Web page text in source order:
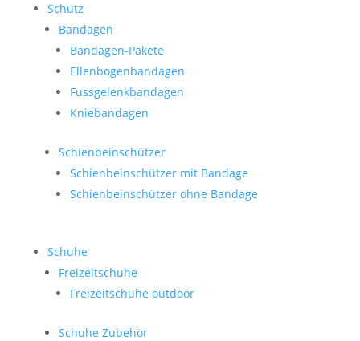
Schutz
Bandagen
Bandagen-Pakete
Ellenbogenbandagen
Fussgelenkbandagen
Kniebandagen
Schienbeinschützer
Schienbeinschützer mit Bandage
Schienbeinschützer ohne Bandage
Schuhe
Freizeitschuhe
Freizeitschuhe outdoor
Schuhe Zubehör